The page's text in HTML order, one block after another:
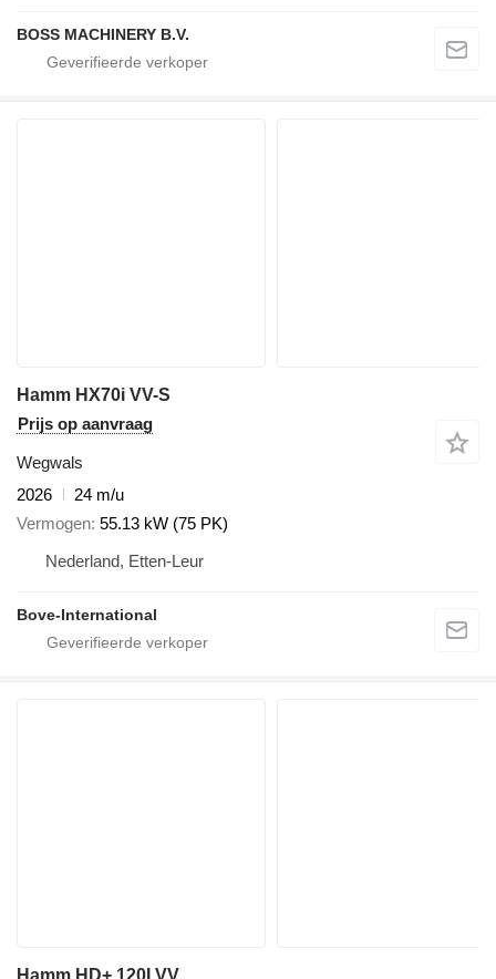
BOSS MACHINERY B.V.
Hamm HX70i VV-S
Prijs op aanvraag
Wegwals
2026
24 m/u
Vermogen 55.13 kW (75 PK)
Nederland, Etten-Leur
Bove-International